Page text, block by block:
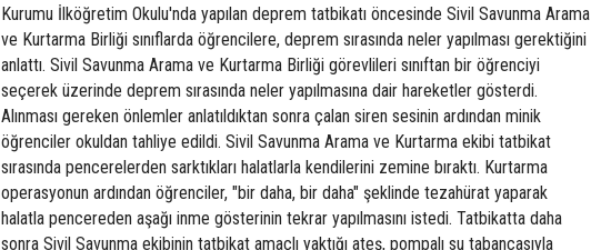
Kurumu İlköğretim Okulu'nda yapılan deprem tatbikatı öncesinde Sivil Savunma Arama
ve Kurtarma Birliği sınıflarda öğrencilere, deprem sırasında neler yapılması gerektiğini
anlattı. Sivil Savunma Arama ve Kurtarma Birliği görevlileri sınıftan bir öğrenciyi
seçerek üzerinde deprem sırasında neler yapılmasına dair hareketler gösterdi.
Alınması gereken önlemler anlatıldıktan sonra çalan siren sesinin ardından minik
öğrenciler okuldan tahliye edildi. Sivil Savunma Arama ve Kurtarma ekibi tatbikat
sırasında pencerelerden sarktıkları halatlarla kendilerini zemine bıraktı. Kurtarma
operasyonun ardından öğrenciler, "bir daha, bir daha" şeklinde tezahürat yaparak
halatla pencereden aşağı inme gösterinin tekrar yapılmasını istedi. Tatbikatta daha
sonra Sivil Savunma ekibinin tatbikat amaçlı yaktığı ateş, pompalı su tabancasıyla